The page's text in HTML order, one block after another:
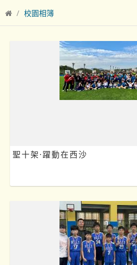
校園相簿
聖十架·躍動在西沙